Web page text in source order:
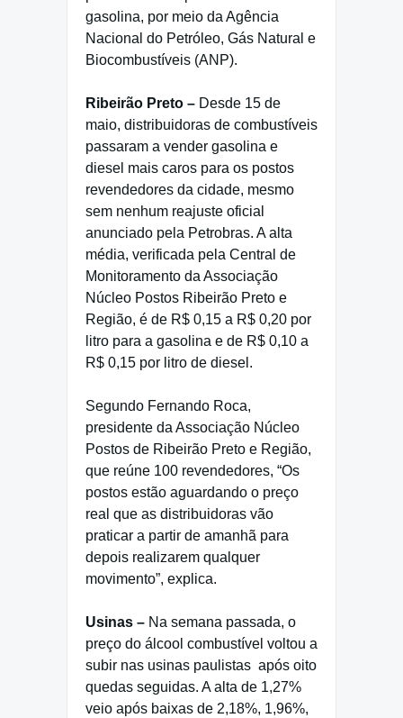
gasolina, por meio da Agência
Nacional do Petróleo, Gás Natural e
Biocombustíveis (ANP).
Ribeirão Preto – Desde 15 de
maio, distribuidoras de combustíveis
passaram a vender gasolina e
diesel mais caros para os postos
revendedores da cidade, mesmo
sem nenhum reajuste oficial
anunciado pela Petrobras. A alta
média, verificada pela Central de
Monitoramento da Associação
Núcleo Postos Ribeirão Preto e
Região, é de R$ 0,15 a R$ 0,20 por
litro para a gasolina e de R$ 0,10 a
R$ 0,15 por litro de diesel.
Segundo Fernando Roca,
presidente da Associação Núcleo
Postos de Ribeirão Preto e Região,
que reúne 100 revendedores, “Os
postos estão aguardando o preço
real que as distribuidoras vão
praticar a partir de amanhã para
depois realizarem qualquer
movimento”, explica.
Usinas – Na semana passada, o
preço do álcool combustível voltou a
subir nas usinas paulistas após oito
quedas seguidas. A alta de 1,27%
veio após baixas de 2,18%, 1,96%,